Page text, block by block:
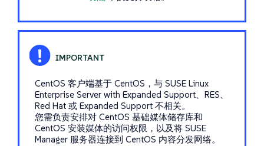
CentOS 客户端基于 CentOS，与 SUSE Linux
Enterprise Server with Expanded Support、RES、
Red Hat 或 Expanded Support 不相关。
您需负责安排对 CentOS 基础媒体储存库和
CentOS 安装媒体的访问权限，以及将 SUSE
Manager 服务器连接到 CentOS 内容分发网络。